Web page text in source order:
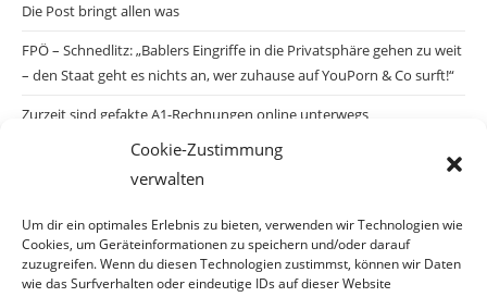
Cookie-Zustimmung
verwalten
Um dir ein optimales Erlebnis zu bieten, verwenden wir Technologien wie
Cookies, um Geräteinformationen zu speichern und/oder darauf
zuzugreifen. Wenn du diesen Technologien zustimmst, können wir Daten
wie das Surfverhalten oder eindeutige IDs auf dieser Website
Die Post bringt allen was
FPÖ – Schnedlitz: „Bablers Eingriffe in die Privatsphäre gehen zu weit
– den Staat geht es nichts an, wer zuhause auf YouPorn & Co surft!“
Zurzeit sind gefakte A1-Rechnungen online unterwegs
Salzburgs Juden und ihre Sicherheit: „Erst nach einem Anschlag wäre
die Gefahr endlich konkret!“
Biologisches Wunder in Ceuta
Ein vermeintliches Abschiebemärchen